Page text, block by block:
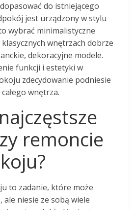
do istniejącego
jest urządzony w stylu
wybrać minimalistyczne
wnętrzach dobrze
dekoracyjne modele.
funkcji i estetyki w
zdecydowanie podniesie
wnętrza.
remoncie
to zadanie, które może
ale niesie ze sobą wiele